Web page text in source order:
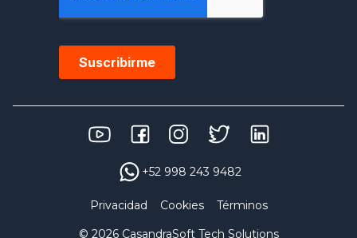
© 2026 CasandraSoft Tech Solutions
Privacidad Cookies Términos
+52 998 243 9482